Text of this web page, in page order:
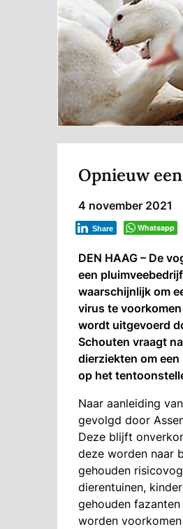
Opnieuw
4 november 2021
Whatsapp
Share
DEN HAAG – De
een
waarschijnlijk om
virus te
wordt uitgevoerd
Schouten vraagt
dierziekten om
op het
Naar aanleiding
gevolgd door
Deze blijft
deze worden naar
gehouden
dierentuinen,
gehouden
worden